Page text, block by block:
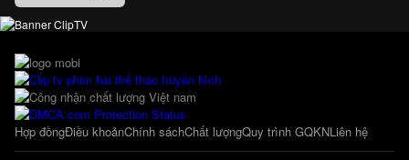
Hợp đồngĐiều khoảnChính sáchChất lượngQuy trình GQKNLiên hệ